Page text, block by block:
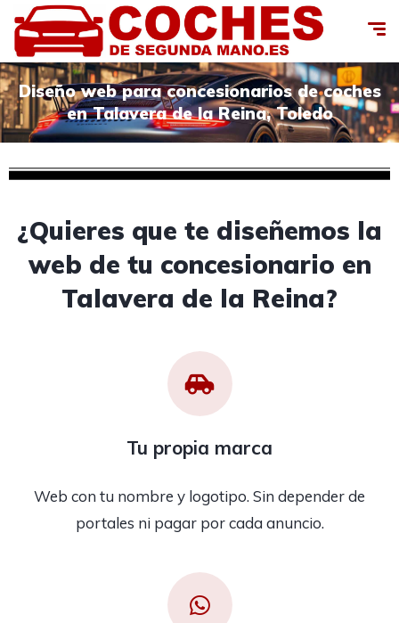
Diseño web para concesionarios de coches
en Talavera de la Reina, Toledo
¿Quieres que te diseñemos la
web de tu concesionario en
Talavera de la Reina?
Tu propia marca
Web con tu nombre y logotipo. Sin depender de
portales ni pagar por cada anuncio.